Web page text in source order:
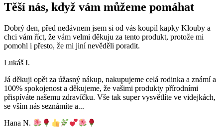
Těší nás, když vám můžeme pomáhat
Dobrý den, před nedávnem jsem si od vás koupil kapky Klouby a
chci vám říct, že vám velmi děkuju za tento produkt, protože mi
pomohl i přesto, že mi jiní nevěděli poradit.
Lukáš I.
Já děkuji opět za úžasný nákup, nakupujeme celá rodinka a známí a
100% spokojenost a děkujeme, že vašimi produkty přírodními
přispíváte našemu zdravíčku. Vše tak super vysvětlíte ve videjkách,
se vším nás seznámíte a...
Hana N.